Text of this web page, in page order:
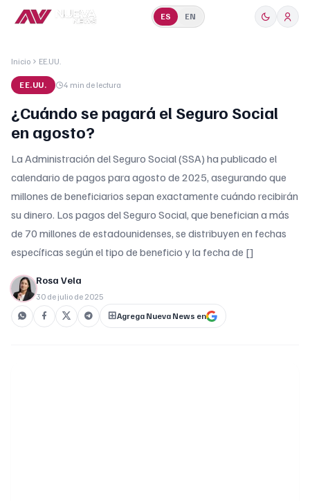
ES EN
Inicio EE.UU.
EE.UU. 4 min de lectura
¿Cuándo se pagará el Seguro Social
en agosto?
La Administración del Seguro Social (SSA) ha publicado el
calendario de pagos para agosto de 2025, asegurando que
millones de beneficiarios sepan exactamente cuándo recibirán
su dinero. Los pagos del Seguro Social, que benefician a más
de 70 millones de estadounidenses, se distribuyen en fechas
específicas según el tipo de beneficio y la fecha de []
Rosa Vela
30 de julio de 2025
Agrega Nueva News en